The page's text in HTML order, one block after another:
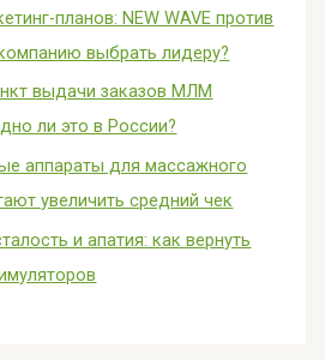
планов: NEW WAVE против
выбрать лидеру?
выдачи заказов МЛМ
ли это в России?
аппараты для массажного
увеличить средний чек
и апатия: как вернуть